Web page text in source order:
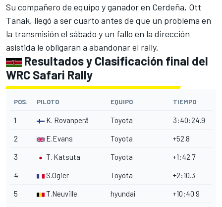
Su compañero de equipo y ganador en Cerdeña, Ott
Tanak, llegó a ser cuarto antes de que un problema en
la transmisión el sábado y un fallo en la dirección
asistida le obligaran a abandonar el rally.
Resultados y Clasificación final del
WRC Safari Rally
POS. PILOTO EQUIPO TIEMPO
1 K. Rovanperä Toyota 3:40:24.9
2 E.Evans Toyota +52.8
3 T. Katsuta Toyota +1:42.7
4 S.Ogier Toyota +2:10.3
5 T.Neuville hyundai +10:40.9